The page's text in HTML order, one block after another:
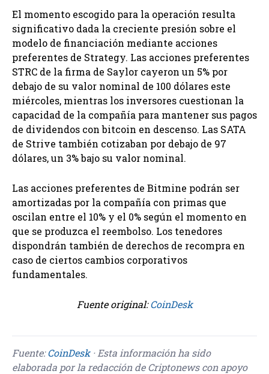
El momento escogido para la operación resulta
significativo dada la creciente presión sobre el
modelo de financiación mediante acciones
preferentes de Strategy. Las acciones preferentes
STRC de la firma de Saylor cayeron un 5% por
debajo de su valor nominal de 100 dólares este
miércoles, mientras los inversores cuestionan la
capacidad de la compañía para mantener sus pagos
de dividendos con bitcoin en descenso. Las SATA
de Strive también cotizaban por debajo de 97
dólares, un 3% bajo su valor nominal.
Las acciones preferentes de Bitmine podrán ser
amortizadas por la compañía con primas que
oscilan entre el 10% y el 0% según el momento en
que se produzca el reembolso. Los tenedores
dispondrán también de derechos de recompra en
caso de ciertos cambios corporativos
fundamentales.
Fuente original:CoinDesk
Fuente:CoinDesk· Esta información ha sido
elaborada por la redacción de Criptonews con apoyo